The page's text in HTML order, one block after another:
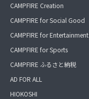
CAMPFIRE Creation
CAMPFIRE for Social Good
CAMPFIRE for Entertainment
CAMPFIRE for Sports
CAMPFIRE ふるさと納税
AD FOR ALL
HIOKOSHI